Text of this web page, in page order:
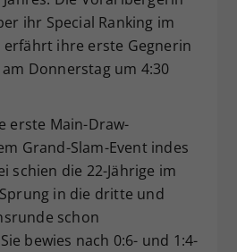
ihr Special Ranking im
ihre erste Gegnerin
Donnerstag um 4:30
erste Main-Draw-
Grand-Slam-Event indes
schien die 22-Jährige im
in die dritte und
schon
bewies nach 0:6- und 1:4-